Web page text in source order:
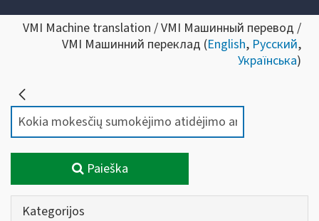
VMI Machine translation / VMI Машинный перевод /
VMI Машинний переклад (English, Русский,
Українська)
Paieška
Kategorijos